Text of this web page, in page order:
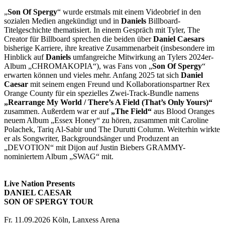
„Son Of Spergy“ wurde erstmals mit einem Videobrief in den
sozialen Medien angekündigt und in Daniels Billboard-
Titelgeschichte thematisiert. In einem Gespräch mit Tyler, The
Creator für Billboard sprechen die beiden überDaniel Caesars
bisherige Karriere, ihre kreative Zusammenarbeit (insbesondere im
Hinblick aufDaniels umfangreiche Mitwirkung an Tylers 2024er-
Album „CHROMAKOPIA“), was Fans von „Son Of Spergy“
erwarten können und vieles mehr. Anfang 2025 tat sich Daniel
Caesar mit seinem engen Freund und Kollaborationspartner Rex
Orange County für ein spezielles Zwei-Track-Bundle namens
„Rearrange My World / There’s A Field (That’s Only Yours)“
zusammen. Außerdem war er auf „The Field“ aus Blood Oranges
neuem Album „Essex Honey“ zu hören, zusammen mit Caroline
Polachek, Tariq Al-Sabir und The Durutti Column. Weiterhin wirkte
er als Songwriter, Backgroundsänger und Produzent an
„DEVOTION“ mit Dijon auf Justin Biebers GRAMMY-
nominiertem Album „SWAG“ mit.
Live Nation Presents
DANIEL CAESAR
SON OF SPERGY TOUR
Fr. 11.09.2026 Köln, Lanxess Arena